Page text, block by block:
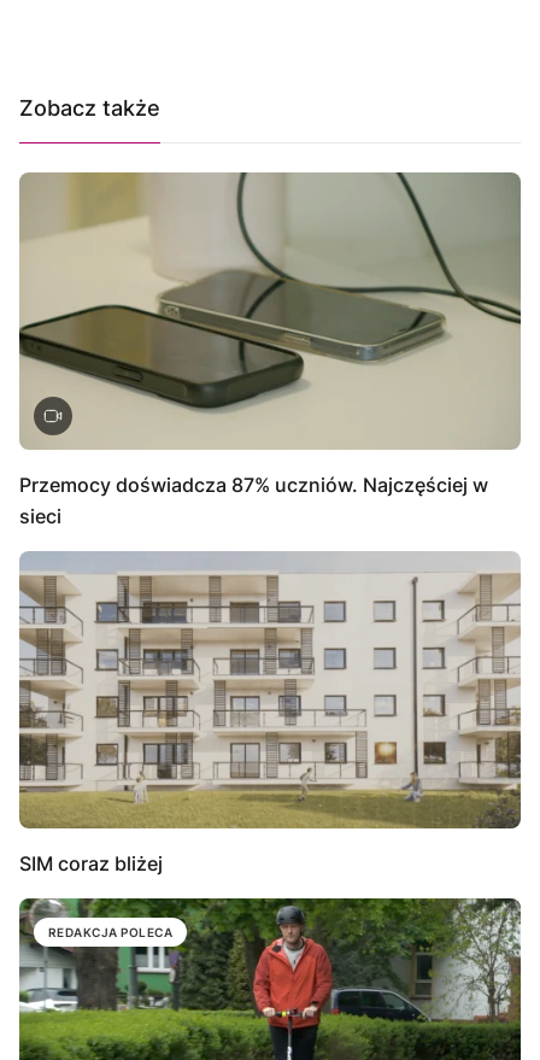
Zobacz także
Przemocy doświadcza 87% uczniów. Najczęściej w
sieci
SIM coraz bliżej
REDAKCJA POLECA